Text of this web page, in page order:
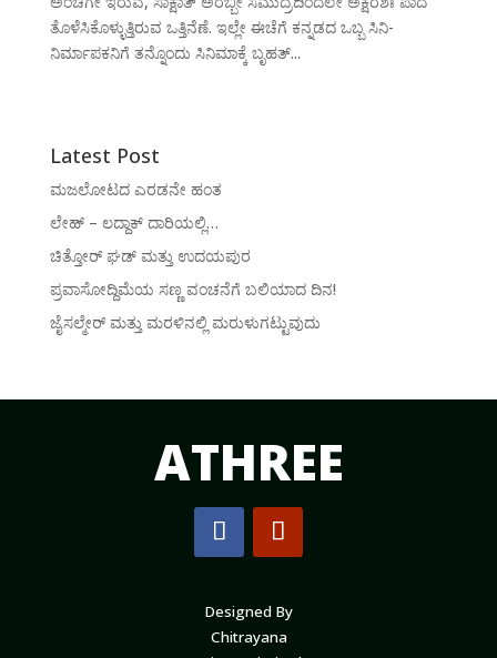
ತೊಳೆಸಿಕೊಳ್ಳುತ್ತಿರುವ ಒತ್ತಿನೆಣೆ. ಇಲ್ಲೇ ಈಚೆಗೆ ಕನ್ನಡದ ಒಬ್ಬ ಸಿನಿ-
ನಿರ್ಮಾಪಕನಿಗೆ ತನ್ನೊಂದು ಸಿನಿಮಾಕ್ಕೆ ಬೃಹತ್...
Latest Post
ಮಜಲೋಟದ ಎರಡನೇ ಹಂತ
ಲೇಹ್ – ಲದ್ದಾಕ್ ದಾರಿಯಲ್ಲಿ…
ಚಿತ್ತೋರ್ ಘಡ್ ಮತ್ತು ಉದಯಪುರ
ಪ್ರವಾಸೋದ್ದಿಮೆಯ ಸಣ್ಣ ವಂಚನೆಗೆ ಬಲಿಯಾದ ದಿನ!
ಜೈಸಲ್ಮೇರ್ ಮತ್ತು ಮರಳಿನಲ್ಲಿ ಮರುಳುಗಟ್ಟುವುದು
ATHREE
Designed By
Chitrayana